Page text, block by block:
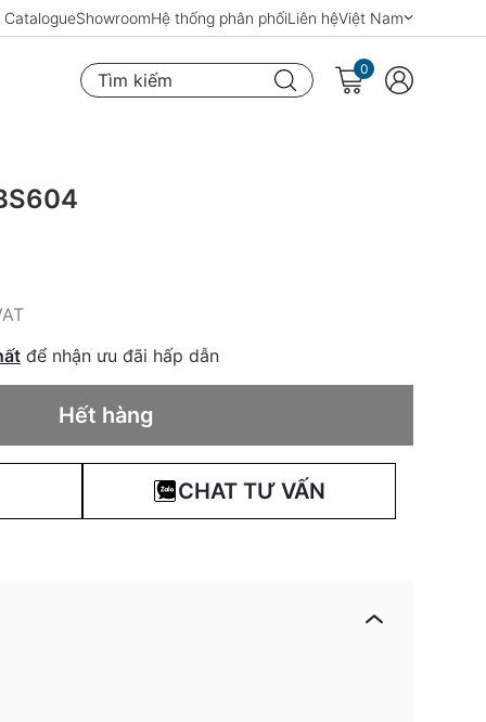
CatalogueShowroomHệ thống phân phốiLiên hệViệt Nam
Tìm kiếm
0
để nhận ưu đãi hấp dẫn
Hết hàng
CHAT TƯ VẤN